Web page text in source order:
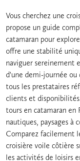
Vous cherchez une
propose un guide
catamaran pour
offre une stabilité
naviguer sereinement
d'une demi-journée ou
tous les prestataires
clients et
tours en catamaran en
nautiques, paysages à
Comparez facilement
croisière voile côtière
les activités de loisirs